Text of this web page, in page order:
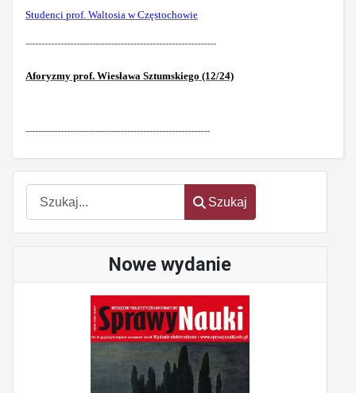
Szukaj
Szukaj
Nowe wydanie
Studenci prof. Waltosia w Częstochowie
------------------------------------------------------------
Aforyzmy prof. Wiesława Sztumskiego (12/24)
----------------------------------------------------------